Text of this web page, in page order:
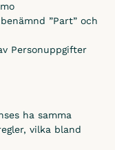
”Part” och
Personuppgifter
ha samma
vilka bland